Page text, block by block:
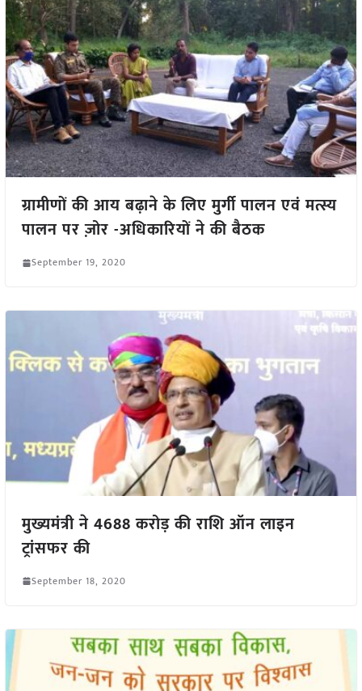
ग्रामीणों की आय बढ़ाने के लिए मुर्गी पालन एवं मत्स्य
पालन पर ज़ोर -अधिकारियों ने की बैठक
September 19, 2020
मुख्यमंत्री ने 4688 करोड़ की राशि ऑन लाइन
ट्रांसफर की
September 18, 2020